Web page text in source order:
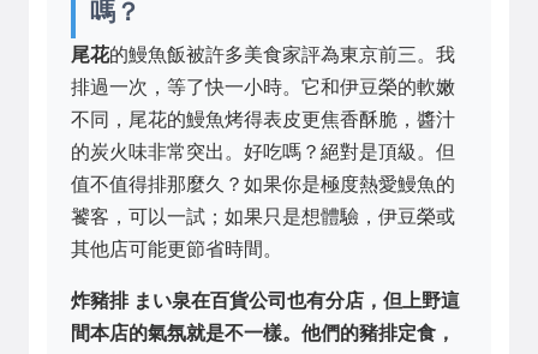
嗎？
尾花的鰻魚飯被許多美食家評為東京前三。我
排過一次，等了快一小時。它和伊豆榮的軟嫩
不同，尾花的鰻魚烤得表皮更焦香酥脆，醬汁
的炭火味非常突出。好吃嗎？絕對是頂級。但
值不值得排那麼久？如果你是極度熱愛鰻魚的
饕客，可以一試；如果只是想體驗，伊豆榮或
其他店可能更節省時間。
炸豬排 まい泉在百貨公司也有分店，但上野這
間本店的氣氛就是不一樣。他們的豬排定食，